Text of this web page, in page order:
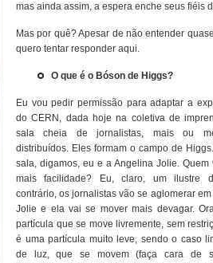
mas ainda assim, a espera enche seus fiéis
Mas por quê? Apesar de não entender
quero tentar responder aqui.
O que é o Bóson de Higgs?
Eu vou pedir permissão para adaptar a
do CERN, dada hoje na coletiva de
sala cheia de jornalistas, mais ou
distribuídos. Eles formam o campo de
sala, digamos, eu e a Angelina Jolie. Quem
mais facilidade? Eu, claro, um ilustre
contrário, os jornalistas vão se aglomerar
Jolie e ela vai se mover mais devagar.
partícula que se move livremente, sem
é uma partícula muito leve, sendo o caso
de luz, que se movem (faça cara de